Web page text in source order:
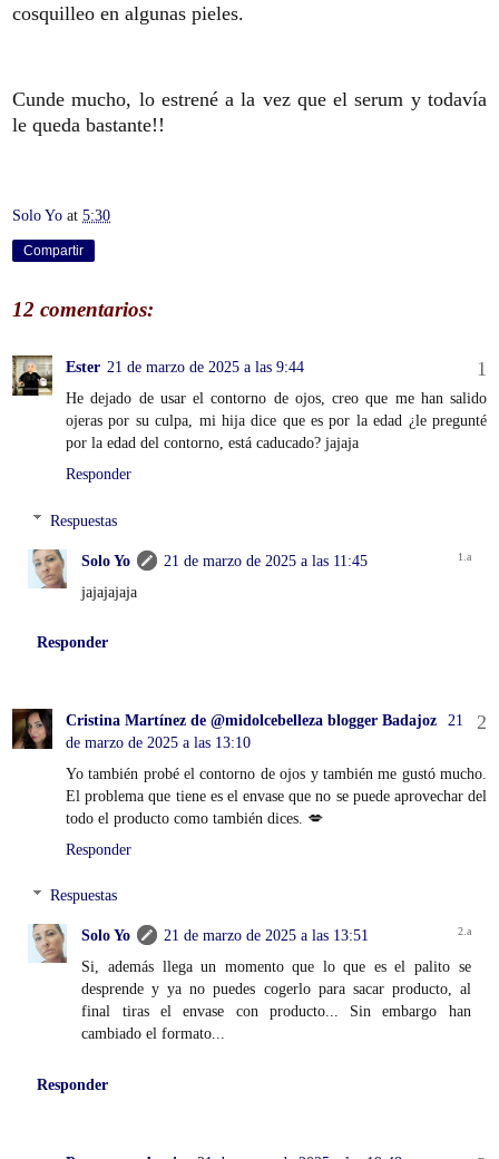
cosquilleo en algunas pieles.
Cunde mucho, lo estrené a la vez que el serum y todavía
le queda bastante!!
Solo Yo at 5:30
Compartir
12 comentarios:
Ester 21 de marzo de 2025 a las 9:44
He dejado de usar el contorno de ojos, creo que me han salido
ojeras por su culpa, mi hija dice que es por la edad ¿le pregunté
por la edad del contorno, está caducado? jajaja
Responder
Respuestas
Solo Yo
21 de marzo de 2025 a las 11:45
jajajajaja
Responder
Cristina Martínez de @midolcebelleza blogger Badajoz
21
de marzo de 2025 a las 13:10
Yo también probé el contorno de ojos y también me gustó mucho.
El problema que tiene es el envase que no se puede aprovechar del
todo el producto como también dices. 💋
Responder
Respuestas
Solo Yo
21 de marzo de 2025 a las 13:51
Si, además llega un momento que lo que es el palito se
desprende y ya no puedes cogerlo para sacar producto, al
final tiras el envase con producto... Sin embargo han
cambiado el formato...
Responder